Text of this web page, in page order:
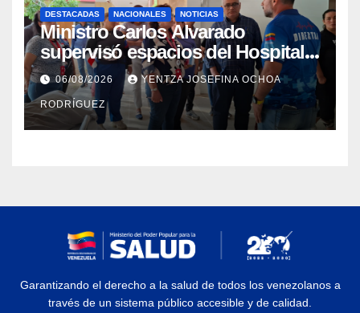
DESTACADAS NACIONALES NOTICIAS
Ministro Carlos Alvarado
supervisó espacios del Hospital
Dermatológico Dr. Martín Vegas
en La Guaira
06/08/2026 YENTZA JOSEFINA OCHOA
RODRÍGUEZ
Garantizando el derecho a la salud de todos los venezolanos a
través de un sistema público accesible y de calidad.